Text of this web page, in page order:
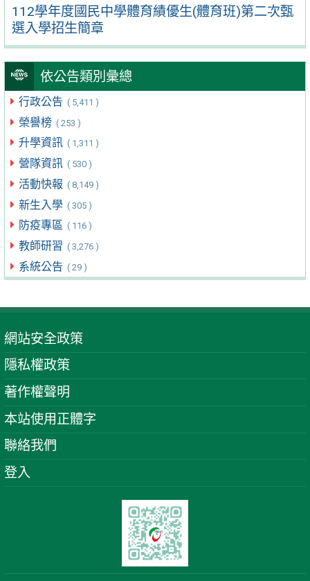
112學年度國民中學體育績優生(體育班)第二次甄
選入學招生簡章
依公告類別彙總
行政公告 ( 5,411 )
榮譽榜 ( 253 )
升學資訊 ( 1,311 )
營隊資訊 ( 530 )
活動快報 ( 8,149 )
新生入學 ( 305 )
防疫專區 ( 116 )
教師研習 ( 3,276 )
系統公告 ( 29 )
網站安全政策
隱私權政策
著作權聲明
本站使用正體字
聯絡我們
登入